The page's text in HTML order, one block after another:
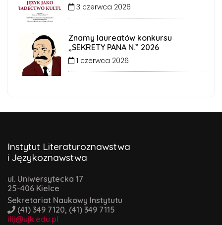
3 czerwca 2026
Znamy laureatów konkursu
„SEKRETY PANA N.” 2026
1 czerwca 2026
Instytut Literaturoznawstwa
i Językoznawstwa
ul. Uniwersytecka 17
25-406 Kielce
Sekretariat Naukowy Instytutu
(41) 349 7120, (41) 349 7115
ilij@ujk.edu.pl